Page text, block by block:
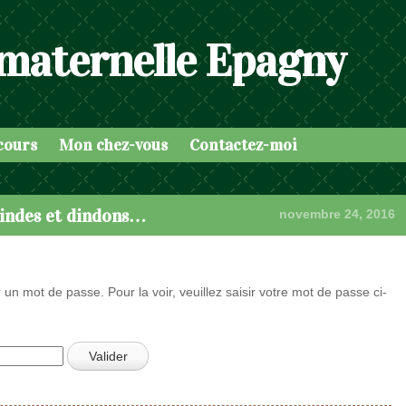
Epagny
Mon chez-vous Contactez-moi
et dindons… novembre 24, 2016
mot de passe. Pour la voir, veuillez saisir votre mot de passe ci-